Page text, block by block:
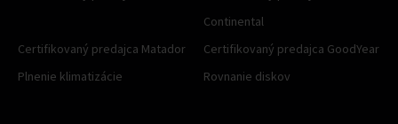
Continental
Certifikovaný predajca Matador
Certifikovaný predajca GoodYear
Plnenie klimatizácie
Rovnanie diskov